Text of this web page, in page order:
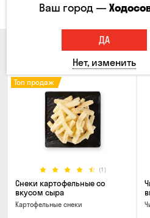
Кукуруза Семечки
(1)
Топ продаж
Снеки картофельные со
вкусом сыра
Картофельные снеки
Ваш город —
ДА
Нет, изменить